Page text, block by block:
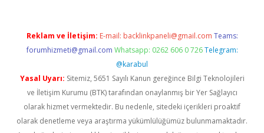
Reklam ve İletişim: E-mail: backlinkpaneli@gmail.com Teams:
forumhizmeti@gmail.com Whatsapp: 0262 606 0 726 Telegram:
@karabul
Yasal Uyarı: Sitemiz, 5651 Sayılı Kanun gereğince Bilgi Teknolojileri
ve İletişim Kurumu (BTK) tarafından onaylanmış bir Yer Sağlayıcı
olarak hizmet vermektedir. Bu nedenle, sitedeki içerikleri proaktif
olarak denetleme veya araştırma yükümlülüğümüz bulunmamaktadır.